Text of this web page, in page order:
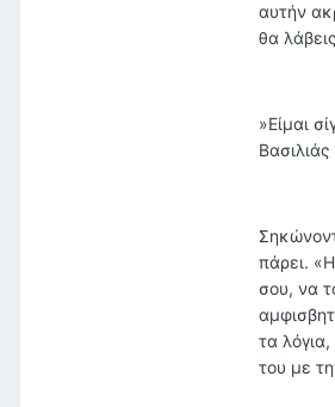
αυτήν
θα
»Είμαι
πάρει.
σου, να
τα
του με